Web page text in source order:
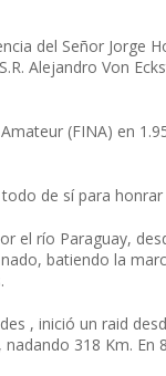
del Señor Jorge
Alejandro Von
(FINA) en
de sí para
el río Paraguay,
batiendo la
, inició un raid
318 Km. En